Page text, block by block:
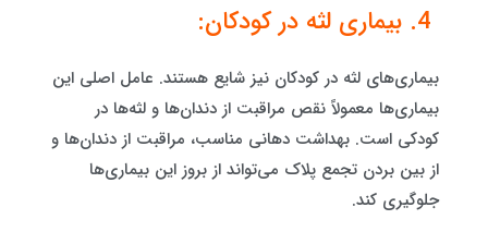
بیماری‌های لثه در کودکان نیز شایع هستند. عامل اصلی این
بیماری‌ها معمولاً نقص مراقبت از دندان‌ها و لثه‌ها در
کودکی است. بهداشت دهانی مناسب، مراقبت از دندان‌ها و
از بین بردن تجمع پلاک می‌تواند از بروز این بیماری‌ها
جلوگیری کند.